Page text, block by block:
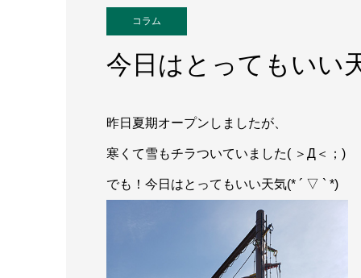
コラム
今日はとってもいい
昨日夏期オープンしましたが、
寒くて雪もチラついていました( ＞Д＜；)
でも！今日はとってもいい天気(* ´ ▽ ` *)